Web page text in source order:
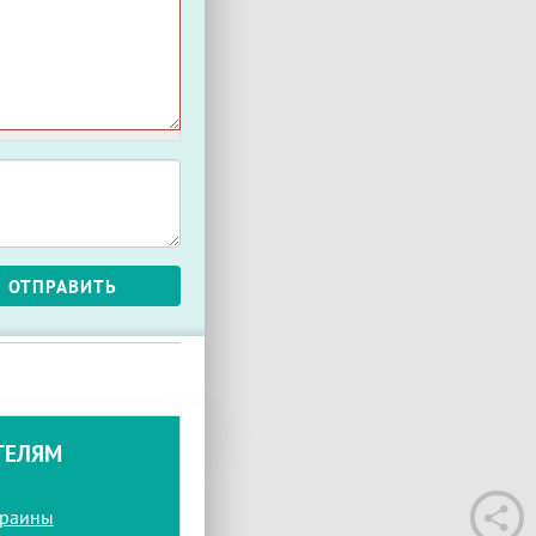
ОТПРАВИТЬ